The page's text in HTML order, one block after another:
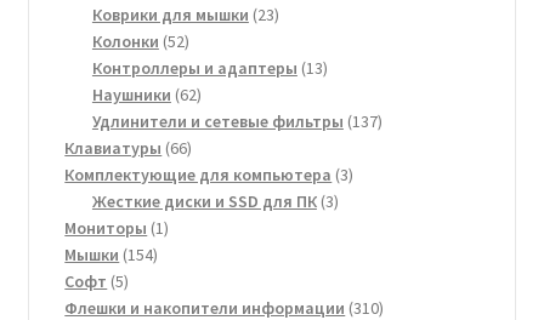
Коврики для мышки 2323
Колонки 5252
товара
Контроллеры и адаптеры 1313
Наушники 6262
товара
Удлинители и сетевые фильтры 137137
Клавиатуры 6666
товаров
Комплектующие для компьютера 33
Жесткие диски и SSD для ПК 33
Мониторы 11
Мышки 154154
Софт 55
товаров
Флешки и накопители информации 310310